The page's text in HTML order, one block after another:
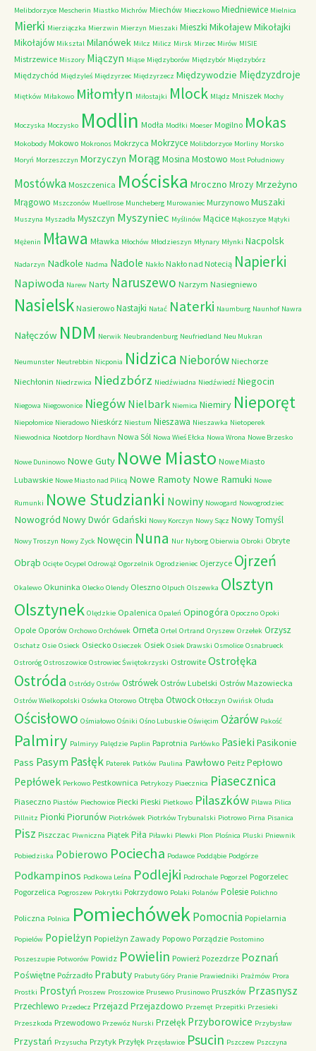
Melibdorzyce Mescherin Miastko Michrów Miechów Mieczkowo Miedniewice Mielnica
Mierki Mierziączka Mierzwin Mierzyn Mieszaki Mieszki MikołajewMikołajki
Mikołajów Miksztal Milanówek Milcz Milicz Mirsk Mirzec Mirów MISIE
Mistrzewice Miszory Miączyn Miąse Międzyborów Międzybór Międzybórz
Międzychód Międzyleś Międzyrzec Międzyrzecz Międzywodzie Międzyzdroje
Miętków Miłakowo Miłomłyn Miłostajki Mlock Mlądz Mniszek Mochy
Moczyska Moczysko Modlin Modła Modłki Moeser Mogilno Mokas
Mokobody Mokowo Mokronos Mokrzyca Mokrzyce Molibdorzyce Morliny Morsko
Moryń Morzeszczyn Morzyczyn MorągMosina Mostowo Most Południowy
Mostówka Moszczenica Mościska Mroczno Mrozy Mrzeżyno
Mrągowo Mszczonów Muellrose Muncheberg Murowaniec Murzynowo Muszaki
Muszyna Myszadła Myszczyn Myszyniec Myślinów Mącice Mąkoszyce Mątyki
Mężenin Mława Mławka Młochów Młodzieszyn Młynary Młynki Nacpolsk
Nadarzyn Nadkole Nadma Nadole Nakło Nakło nad Notecią Napierki
Napiwoda Narew Narty Naruszewo Narzym Nasiegniewo
Nasielsk Nasierowo Nastajki Natać Naterki Naumburg Naunhof Nawra
Nałęczów NDM Nerwik Neubrandenburg Neufriedland Neu Mukran
Neumunster Neutrebbin Nicponia Nidzica Nieborów Niechorze
Niechłonin Niedrzwica Niedzbórz Niedźwiadna Niedźwiedź Niegocin
Niegowa Niegowonice Niegów Nielbark Niemica Niemiry Nieporęt
Niepołomice Nieradowo Nieskórz Niestum Nieszawa Nieszawka Nietoperek
Niewodnica Nootdorp Nordhavn Nowa Sól Nowa Wieś Ełcka Nowa Wrona Nowe Brzesko
Nowe Duninowo Nowe Guty Nowe Miasto Nowe Miasto
Lubawskie Nowe Miasto nad Pilicą Nowe Ramoty Nowe Ramuki Nowe
Rumunki Nowe Studzianki Nowiny Nowogard Nowogrodziec
Nowogród Nowy Dwór Gdański Nowy Korczyn Nowy Sącz Nowy Tomyśl
Nowy Troszyn Nowy Zyck Nowęcin Nuna Nur Nyborg Obierwia Obroki Obryte
Obrąb Ocięte Ocypel Odrowąż Ogorzelnik Ogrodzieniec Ojerzyce Ojrzeń
Okalewo Okuninka Olecko Olendy Oleszno Olpuch Olszewka Olsztyn
Olsztynek Olędzkie Opalenica Opaleń Opinogóra Opoczno Opoki
Opole Oporów Orchowo Orchówek Orneta Ortel Ortrand Oryszew Orzełek Orzysz
Oschatz Osie Osieck Osiecko Osieczek Osiek Osiek Drawski Osmolice Osnabrueck
Ostroróg Ostroszowice Ostrowiec Świętokrzyski Ostrowite Ostrołęka
Ostróda Ostródy Ostrów Ostrówek Ostrów Lubelski Ostrów Mazowiecka
Ostrów Wielkopolski Osówka Otorowo Otręba Otwock Otłoczyn Owińsk Ołuda
Ościsłowo Ośmiałowo Ośniki Ośno Lubuskie Oświęcim Ożarów Pakość
Palmiry Palmiryy Palędzie Paplin Paprotnia Parłówko Pasieki Pasikonie
Pass PasymPasłęk Paterek Patków Paulina Pawłowo Peitz Pepłowo
Pepłówek Perkowo Pestkownica Petrykozy Piaecznica Piasecznica
Piaseczno Piastów Piechowice Piecki Pieski Pietkowo Pilaszków Pilawa Pilica
Pillnitz Pionki Piorunów Piotrkówek Piotrków Trybunalski Piotrowo Pirna Pisanica
Pisz Piszczac Piwniczna Piątek Piła Piławki Plewki Plon Plośnica Pluski Pniewnik
Pobiedziska Pobierowo Pociecha Podawce Poddąbie Podgórze
Podkampinos Podkowa Leśna Podlejki Podrochale Pogorzel Pogorzelec
Pogorzelica Pogroszew Pokrytki Pokrzydowo Polaki Polanów Polesie Polichno
Policzna Polnica PomiechówekPomocnia Popielarnia
Popielów Popielżyn Popielżyn Zawady Popowo Porządzie Postomino
Poszeszupie Potworów Powidz Powielin Powierż Pozezdrze Poznań
Poświętne Poźrzadło Prabuty Prabuty Góry Pranie Prawiedniki Prażmów Prora
Prostki Prostyń Proszew Proszowice Prusewo Prusinowo Pruszków Przasnysz
Przechlewo Przedecz Przejazd Przejazdowo Przemęt Przepitki Przesieki
Przeszkoda Przewodowo Przewóz Nurski Przełęk Przyborowice Przybysław
Przystań Przysucha Przytyk Przyłęk Przęsławice Psucin Pszczew Pszczyna